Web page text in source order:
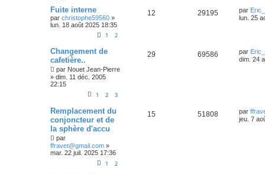
Fuite interne
par christophe59560 »
lun. 18 août 2025 18:35
1 2
12 29195 par
lun. 25
Changement de
cafetière..
par Nouet Jean-Pierre
» dim. 11 déc. 2005
22:15
1 2 3
29 69586 par
dim. 24
Remplacement du
conjoncteur et de
la sphère d'accu
par
ffravet@gmail.com »
mar. 22 juil. 2025 17:36
1 2
15 51808 par
jeu. 7